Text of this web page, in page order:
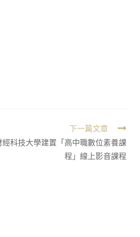
下一篇文章
經科技大學建置「高中職數位素養課
程」線上影音課程